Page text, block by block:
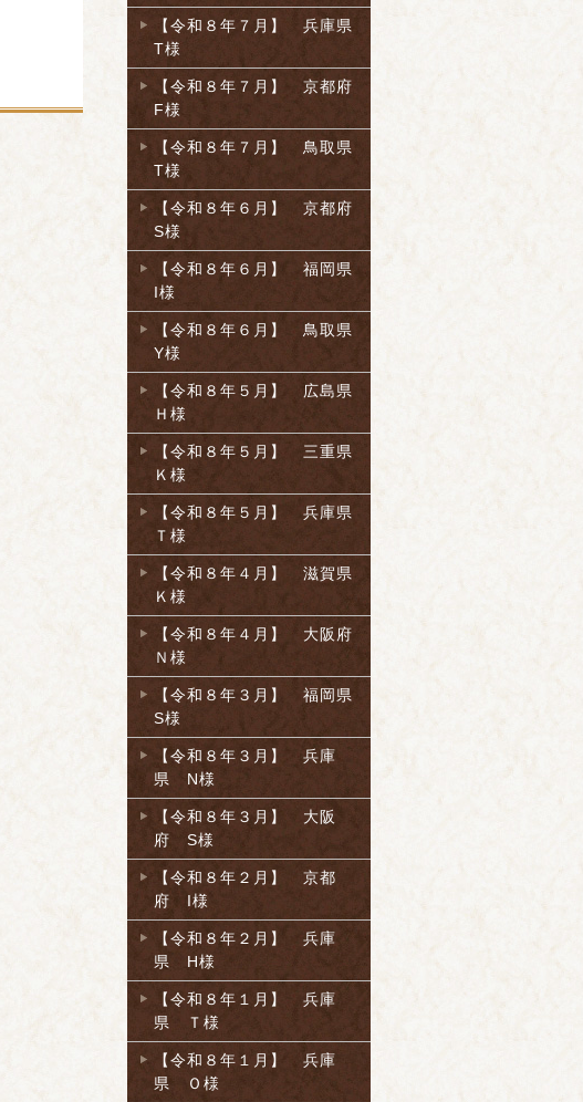
【令和８年７月】 兵庫県
T様
【令和８年７月】 京都府
F様
【令和８年７月】 鳥取県
T様
【令和８年６月】 京都府
S様
【令和８年６月】 福岡県
I様
【令和８年６月】 鳥取県
Y様
【令和８年５月】 広島県
Ｈ様
【令和８年５月】 三重県
Ｋ様
【令和８年５月】 兵庫県
Ｔ様
【令和８年４月】 滋賀県
Ｋ様
【令和８年４月】 大阪府
Ｎ様
【令和８年３月】 福岡県
S様
【令和８年３月】 兵庫
県 N様
【令和８年３月】 大阪
府 S様
【令和８年２月】 京都
府 I様
【令和８年２月】 兵庫
県 H様
【令和８年１月】 兵庫
県 Ｔ様
【令和８年１月】 兵庫
県 Ｏ様